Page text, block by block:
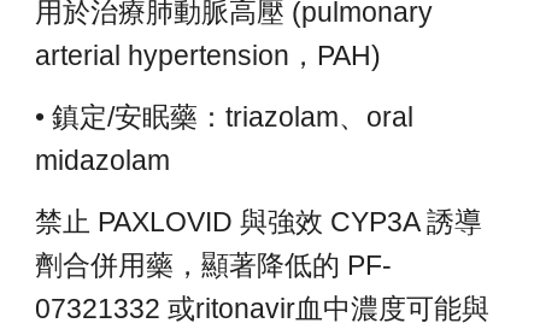
用於治療肺動脈高壓 (pulmonary
arterial hypertension，PAH)
• 鎮定/安眠藥：triazolam、oral
midazolam
禁止 PAXLOVID 與強效 CYP3A 誘導
劑合併用藥，顯著降低的 PF-
07321332 或ritonavir血中濃度可能與